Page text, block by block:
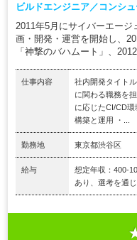
ビルドエンジニア／コンシ
2011年5月にサイバーエー
画・開発・運営を開始し、
「神撃のバハムート」、
仕事内容
社内開発タイト
に関わる職務を
に応じたCI/CD
構築と運用 ・...
勤務地 東京都渋谷区
給与
想定年収：400-
あり、選考を通